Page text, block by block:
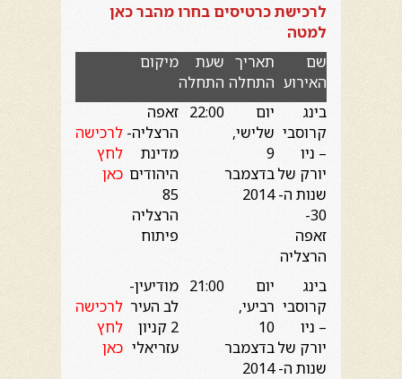
לרכישת כרטיסים בחרו מהבר כאן
למטה
שם
האירוע
תאריך
התחלה
שעת
התחלה
מיקום
בינג
קרוסבי
– ניו
יורק של
שנות ה-
30-
זאפה
הרצליה
יום
שלישי,
9
בדצמבר
2014
22:00 זאפה
הרצליה-
מדינת
היהודים
85
הרצליה
פיתוח
לרכישה
לחץ
כאן
בינג
קרוסבי
– ניו
יורק של
שנות ה-
יום
רביעי,
10
בדצמבר
2014
21:00 מודיעין-
לב העיר
2 קניון
עזריאלי
לרכישה
לחץ
כאן